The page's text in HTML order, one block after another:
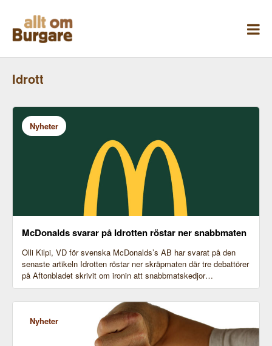
innehåll
Idrott
Nyheter
McDonalds svarar på Idrotten röstar ner snabbmaten
Olli Kilpi, VD för svenska McDonalds’s AB har svarat på den
senaste artikeln Idrotten röstar ner skräpmaten där tre debattörer
på Aftonbladet skrivit om ironin att snabbmatskedjor…
Nyheter